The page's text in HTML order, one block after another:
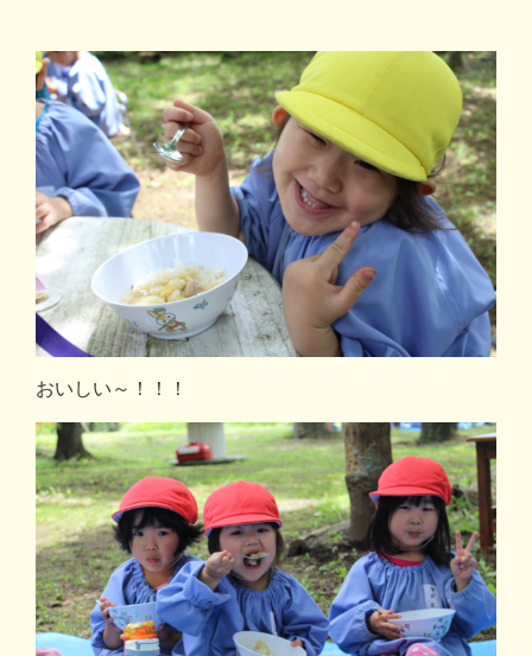
おいしい～！！！